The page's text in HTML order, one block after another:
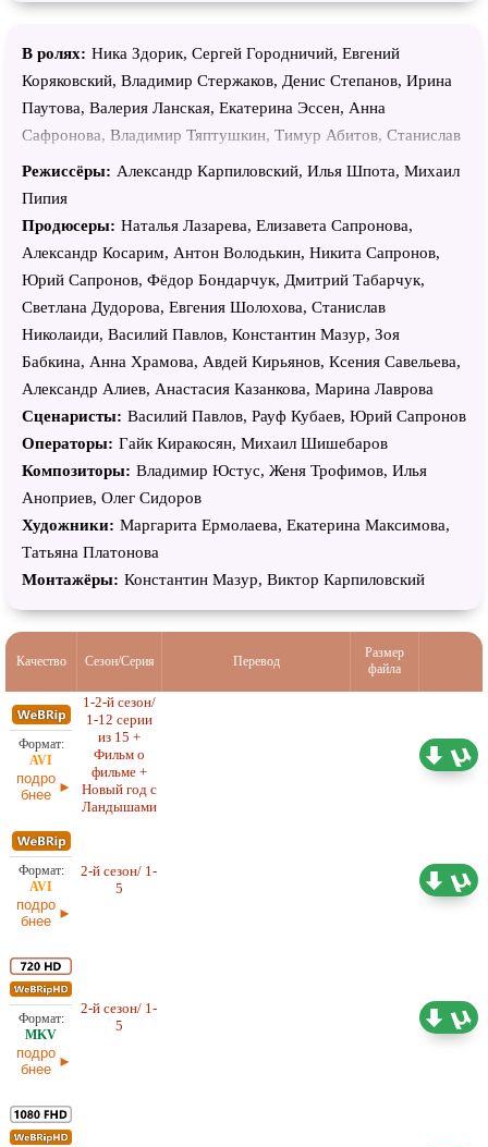
В ролях: Ника Здорик, Сергей Городничий, Евгений
Коряковский, Владимир Стержаков, Денис Степанов, Ирина
Паутова, Валерия Ланская, Екатерина Эссен, Анна
Сафронова, Владимир Тяптушкин, Тимур Абитов, Станислав
Демушин, Максим Кушников, Владимир Цупка, Валерий
Борисов, Анна Строк, Лана Бражник, Егор Втюрин,
Станислав Белослудцев, Полина Белова, Кристина Алешина,
Даня Андрущук, Владислав Чербаев, Евгений Петров, Юрий
Чуш, Вероника Тимофеева, Иван Алексеев, Максим
Пушненков, Сергей Гарусов, Евгений Банифатов, Эдуард
Чемодаков, Георгий Шабанов, Игорь Ларин, Юрий Трубин,
Григорий Иванов, Виталий Ситников, Андрей Абрамов,
Виталий Панин, Арина Савостьянова, Алексей Проценко,
Александр Гришин, Александр Карпиловский, Олеся
Яппарова, Екатерина Семина, Дмитрий Блохин, Константин
Новиков, Никита Суворов, Аруп Нанди, Михаил Астен, ST,
Максим Волков, Олег Димидкин, Юлия Кувшинова,
Владимир Миллер, Анастасия Добрынина, Ольга Саврасова,
Артём Белоусов, Александр Яцко, Евгений Смирнов,
Дмитрий Мельников, Иван Архангельский, Инесса
Михаил Коновалов, Макар Диденко
Режиссёры: Александр Карпиловский, Илья Шпота, Михаил
Пипия
Продюсеры: Наталья Лазарева, Елизавета Сапронова,
Александр Косарим, Антон Володькин, Никита Сапронов,
Юрий Сапронов, Фёдор Бондарчук, Дмитрий Табарчук,
Светлана Дудорова, Евгения Шолохова, Станислав
Николаиди, Василий Павлов, Константин Мазур, Зоя
Бабкина, Анна Храмова, Авдей Кирьянов, Ксения Савельева,
Александр Алиев, Анастасия Казанкова, Марина Лаврова
Сценаристы: Василий Павлов, Рауф Кубаев, Юрий Сапронов
Операторы: Гайк Киракосян, Михаил Шишебаров
Композиторы: Владимир Юстус, Женя Трофимов, Илья
Аноприев, Олег Сидоров
Художники: Маргарита Ермолаева, Екатерина Максимова,
Татьяна Платонова
Монтажёры: Константин Мазур, Виктор Карпиловский
Качество Сезон/Серия Перевод
Размер
файла
подро
бнее
1-2-й сезон/
1-12 серии
из 15 +
Фильм о
фильме +
Новый год с
Ландышами
подро
бнее
2-й сезон/ 1-
5
подро
бнее
2-й сезон/ 1-
5